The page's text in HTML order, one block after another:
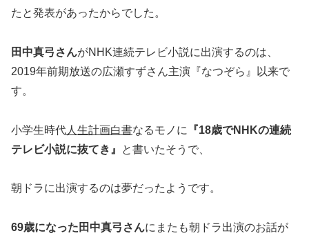
たと発表があったからでした。
田中真弓さんがNHK連続テレビ小説に出演するのは、
2019年前期放送の広瀬すずさん主演『なつぞら』以来で
す。
小学生時代 人生計画白書なるモノに
『18歳でNHKの連続
テレビ小説に抜てき』
と書いたそうで、
朝ドラに出演するのは夢だったようです。
69歳になった田中真弓さんにまたも朝ドラ出演のお話が